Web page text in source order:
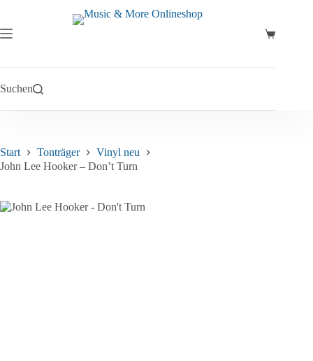
springen
Warenkorb
Suchen
Start Tonträger
Vinyl neu
John Lee Hooker – Don’t Turn